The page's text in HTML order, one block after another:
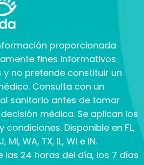
proporcionada
fines informativos
y no pretende constituir un
Consulta con un
sanitario antes de tomar
médica. Se aplican los
condiciones. Disponible en FL,
MI, WA, TX, IL, WI e IN.
las 24 horas del día, los 7 días